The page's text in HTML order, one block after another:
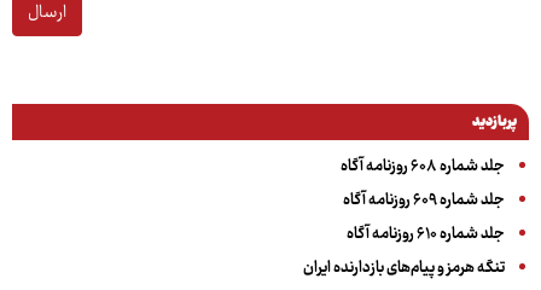
ارسال
پربازدید
جلد شماره ۶۰۸ روزنامه آگاه
جلد شماره ۶۰۹ روزنامه آگاه
جلد شماره ۶۱۰ روزنامه آگاه
تنگه هرمز و پیام‌های بازدارنده ایران